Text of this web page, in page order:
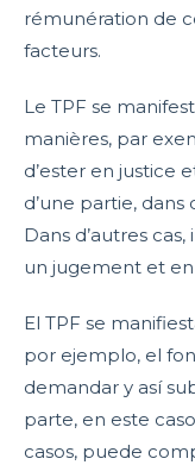
rémunération de
facteurs.
Le TPF se
manières, par
d’ester en justice
d’une partie,
Dans d’autres
un jugement et en
El TPF se
por ejemplo, el
demandar y así
parte, en este
casos, puede